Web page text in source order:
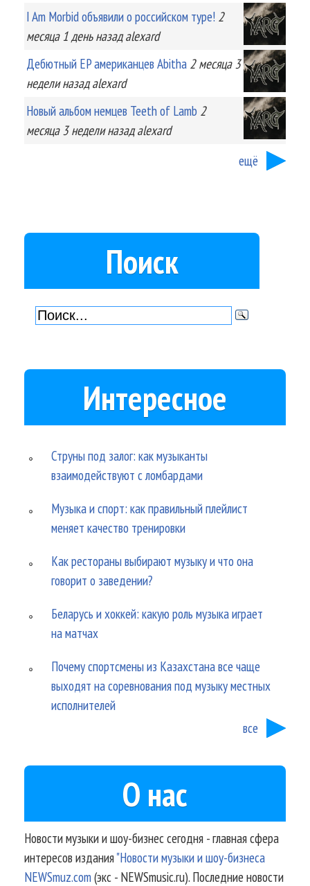
I Am Morbid объявили о российском туре! 2
месяца 1 деньназад alexard
Дебютный EP американцев Abitha 2 месяца 3
неделиназад alexard
Новый альбом немцев Teeth of Lamb 2
месяца 3 неделиназад alexard
ещё
Поиск
Интересное
Струны под залог: как музыканты
взаимодействуют с ломбардами
Музыка и спорт: как правильный плейлист
меняет качество тренировки
Как рестораны выбирают музыку и что она
говорит о заведении?
Беларусь и хоккей: какую роль музыка играет
на матчах
Почему спортсмены из Казахстана все чаще
выходят на соревнования под музыку местных
исполнителей
все
О нас
Новости музыки и шоу-бизнес сегодня - главная сфера
интересов издания"Новости музыки и шоу-бизнеса
NEWSmuz.com(экс - NEWSmusic.ru). Последние новости